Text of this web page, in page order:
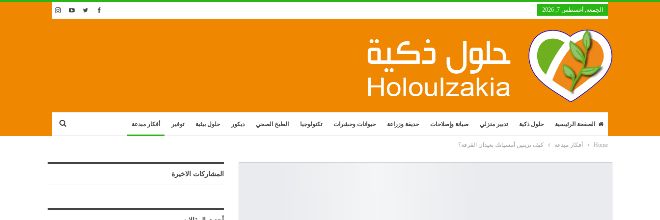
الجمعة, أغسطس 7, 2026
الصفحة الرئيسية حلول ذكية تدبير منزلي صيانة وإصلاحات حديقة وزراعة حيوانات وحشرات تكنولوجيا الطبخ الصحي ديكور حلول بيئية توفير أفكار مبدعة
Home أفكار مبدعة كيف تزينين أمسياتك بعيدان القرفة؟
المشاركات الاخيرة